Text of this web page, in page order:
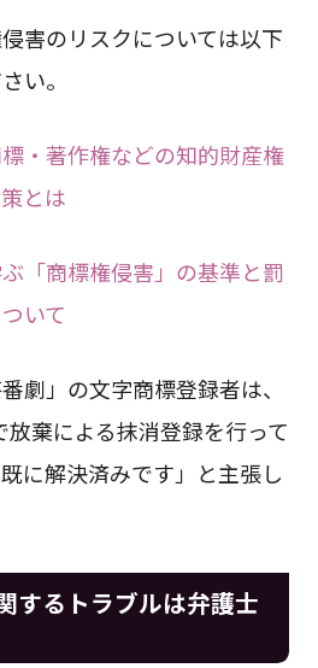
害のリスクについては以下
い。
・著作権などの知的財産権
とは
「商標権侵害」の基準と罰
いて
劇」の文字商標登録者は、
棄による抹消登録を行って
に解決済みです」と主張し
するトラブルは弁護士